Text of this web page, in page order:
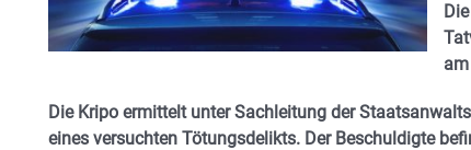
Die Kripo ermittelt unter Sachleitung der
eines versuchten Tötungsdelikts. Der Beschuldigte